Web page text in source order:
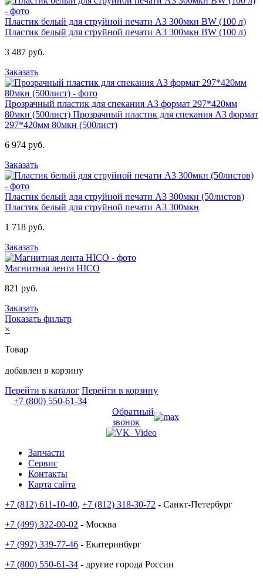
Пластик белый для струйной печати А3 300мкн BW (100 л)
Пластик белый для струйной печати А3 300мкн BW (100 л)
3 487 руб.
Заказать
Прозрачный пластик для спекания А3 формат 297*420мм
80мкн (500лист) Прозрачный пластик для спекания А3 формат
297*420мм 80мкн (500лист)
6 974 руб.
Заказать
Пластик белый для струйной печати А3 300мкн (50листов)
Пластик белый для струйной печати А3 300мкн
1 718 руб.
Заказать
Магнитная лента HICO
821 руб.
Заказать
Показать фильтр
×
Товар
добавлен в корзину
Перейти в каталог Перейти в корзину
+7 (800) 550-61-34
Обратный
звонок
Запчасти
Сервис
Контакты
Карта сайта
+7 (812) 611-10-40, +7 (812) 318-30-72 - Санкт-Петербург
+7 (499) 322-00-02 - Москва
+7 (992) 339-77-46 - Екатеринбург
+7 (800) 550-61-34 - другие города России